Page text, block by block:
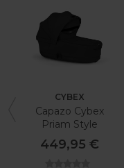
CYBEX
Capazo Cybex
Priam Style
449,95 €